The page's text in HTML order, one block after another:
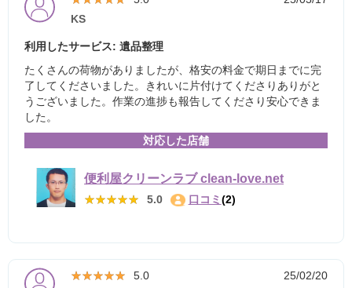
KS
利用したサービス: 遺品整理
たくさんの荷物がありましたが、格安の料金で期日までに完
了してくださいました。きれいに片付けてくださりありがと
うございました。作業の進捗も報告してくださり安心できま
した。
対応した店舗
便利屋クリーンラブ clean-love.net
★★★★★
★★★★★ 5.0 口コミ (2)
★★★★★
★★★★★ 5.0
25/02/20